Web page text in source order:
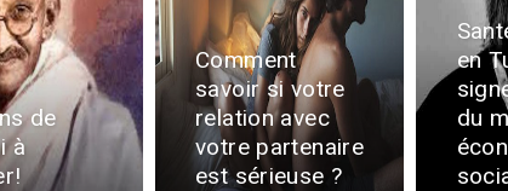
de
à
Comment
savoir si votre
relation avec
votre partenaire
est sérieuse ?
en
du